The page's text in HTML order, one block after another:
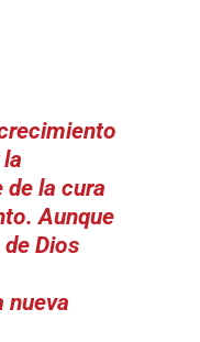
de la cura
Aunque
Dios
nueva